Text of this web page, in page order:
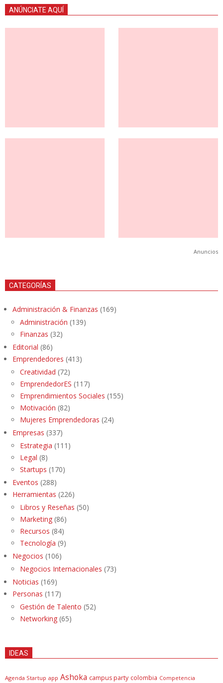
ANÚNCIATE AQUÍ
Anuncios
CATEGORÍAS
Administración & Finanzas (169)
Administración (139)
Finanzas (32)
Editorial (86)
Emprendedores (413)
Creatividad (72)
EmprendedorES (117)
Emprendimientos Sociales (155)
Motivación (82)
Mujeres Emprendedoras (24)
Empresas (337)
Estrategia (111)
Legal (8)
Startups (170)
Eventos (288)
Herramientas (226)
Libros y Reseñas (50)
Marketing (86)
Recursos (84)
Tecnología (9)
Negocios (106)
Negocios Internacionales (73)
Noticias (169)
Personas (117)
Gestión de Talento (52)
Networking (65)
IDEAS
Agenda Startup app Ashoka campus party colombia Competencia